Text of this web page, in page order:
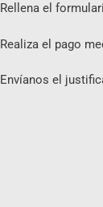
Rellena el
Realiza el pago
Envíanos el